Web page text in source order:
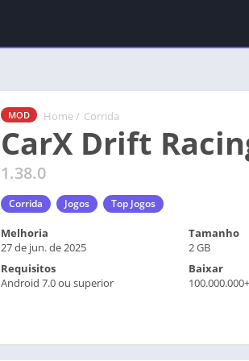
MOD Home / Corrida
CarX Drift
1.38.0
Corrida Jogos Top Jogos
Melhoria
27 de jun. de 2025
Tamanho
2 GB
Requisitos
Android 7.0 ou superior
Baixar